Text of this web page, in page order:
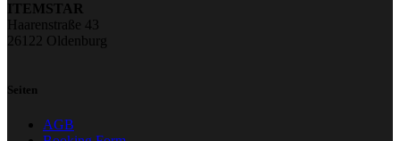
ITEMSTAR
Haarenstraße 43
26122 Oldenburg
Seiten
AGB